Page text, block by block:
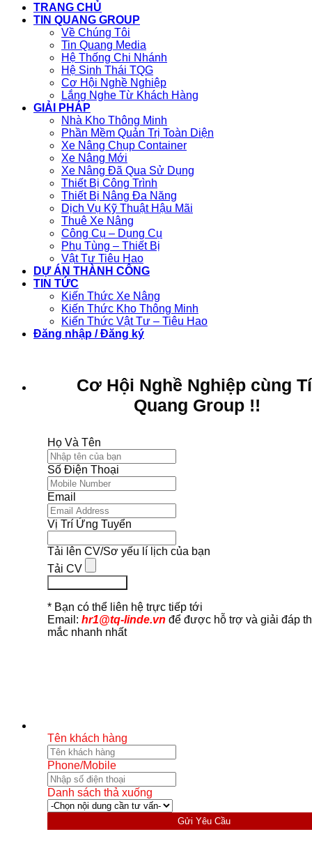
TRANG CHỦ
TIN QUANG GROUP
Về Chúng Tôi
Tin Quang Media
Hệ Thống Chi Nhánh
Hệ Sinh Thái TQG
Cơ Hội Nghề Nghiệp
Lắng Nghe Từ Khách Hàng
GIẢI PHÁP
Nhà Kho Thông Minh
Phần Mềm Quản Trị Toàn Diện
Xe Nâng Chụp Container
Xe Nâng Mới
Xe Nâng Đã Qua Sử Dụng
Thiết Bị Công Trình
Thiết Bị Nâng Đa Năng
Dịch Vụ Kỹ Thuật Hậu Mãi
Thuê Xe Nâng
Công Cụ – Dụng Cụ
Phụ Tùng – Thiết Bị
Vật Tư Tiêu Hao
DỰ ÁN THÀNH CÔNG
TIN TỨC
Kiến Thức Xe Nâng
Kiến Thức Kho Thông Minh
Kiến Thức Vật Tư – Tiêu Hao
Đăng nhập / Đăng ký
Cơ Hội Nghề Nghiệp cùng
Quang Group !!
Họ Và Tên
Số Điện Thoại
Email
Vị Trí Ứng Tuyển
Tải lên CV/Sơ yếu lí lịch của bạn
Tải CV
* Bạn có thể liên hệ trực tiếp tới
Email: hr1@tq-linde.vn để được hỗ trợ và giải đáp
mắc nhanh nhất
Tên khách hàng
Phone/Mobile
Danh sách thả xuống
Gửi Yêu Cầu